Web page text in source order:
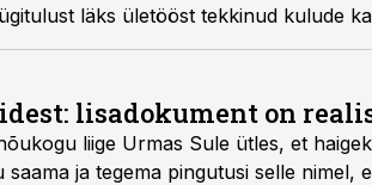
läks ületööst tekkinud kulude
lisadokument on
Sule ütles, et haigekassa nõukogu poolt täna tehtud
ja tegema pingutusi selle nimel,